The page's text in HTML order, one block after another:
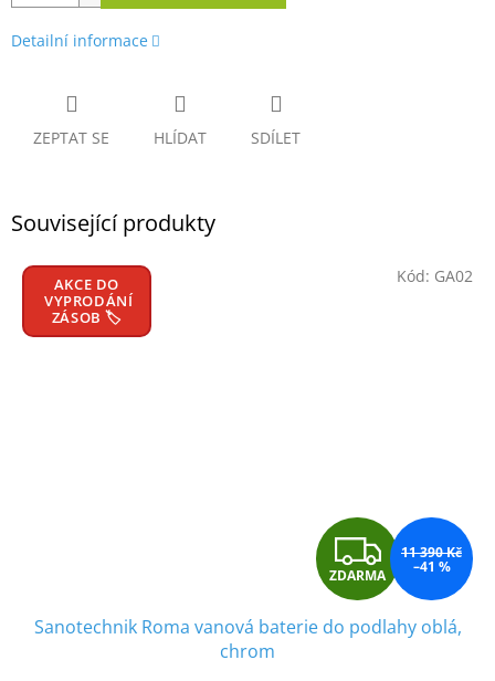
Detailní informace
ZEPTAT SE HLÍDAT SDÍLET
Související produkty
AKCE DO
VYPRODÁNÍ
ZÁSOB 🏷️
Z
D
A
ZDARMA
11 390 Kč
–41 %
Sanotechnik Roma vanová baterie do podlahy oblá,
chrom
Kód: GA02